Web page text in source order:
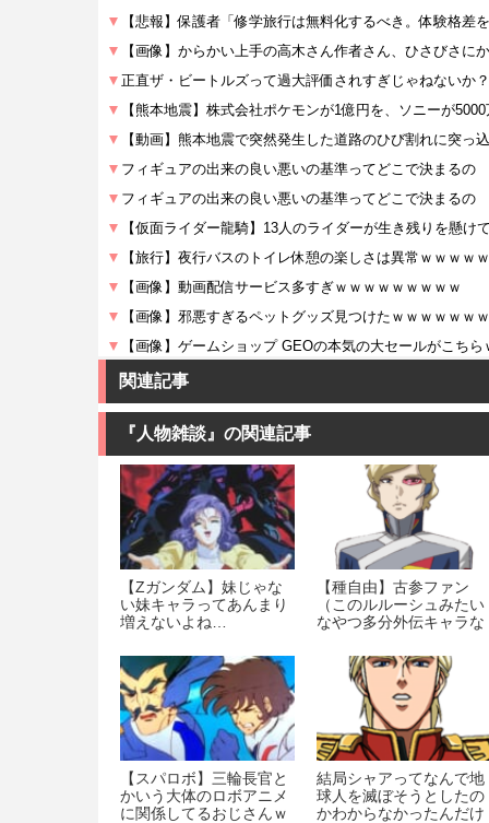
関連記事
『人物雑談』の関連記事
【Ζガンダム】妹じゃな
い妹キャラってあんまり
増えないよね…
【種自由】古参ファン
（このルルーシュみたい
なやつ多分外伝キャラな
【スパロボ】三輪長官と
かいう大体のロボアニメ
に関係してるおじさんｗ
結局シャアってなんで地
球人を滅ぼそうとしたの
かわからなかったんだけ